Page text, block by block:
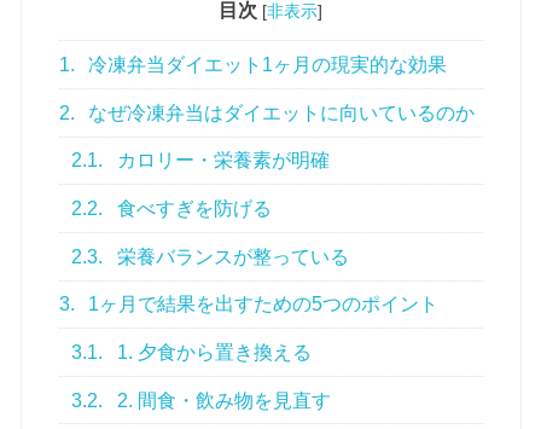
目次 [非表示]
1. 冷凍弁当ダイエット1ヶ月の現実的な効果
2. なぜ冷凍弁当はダイエットに向いているのか
2.1. カロリー・栄養素が明確
2.2. 食べすぎを防げる
2.3. 栄養バランスが整っている
3. 1ヶ月で結果を出すための5つのポイント
3.1. 1. 夕食から置き換える
3.2. 2. 間食・飲み物を見直す